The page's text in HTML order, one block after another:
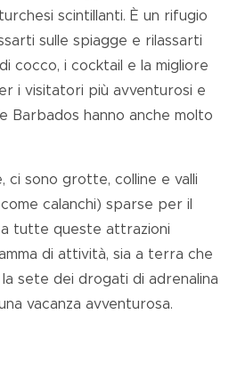
scintillanti. È un rifugio
sulle spiagge e rilassarti
cocco, i cocktail e la migliore
i visitatori più avventurosi e
Barbados hanno anche molto
ci sono grotte, colline e valli
calanchi) sparse per il
a tutte queste attrazioni
di attività, sia a terra che
sete dei drogati di adrenalina
vacanza avventurosa.